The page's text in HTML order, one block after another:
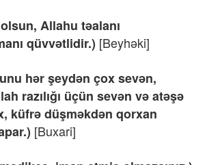
Allahu təalanı
qüvvətlidir.) [Beyhəki]
hər şeydən çox sevən,
razılığı üçün sevən və atəşə
küfrə düşməkdən qorxan
[Buxari]